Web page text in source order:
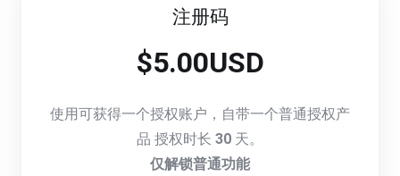
注册码
$5.00USD
使用可获得一个授权账户，自带一个普通授权产
品 授权时长 30 天。
仅解锁普通功能